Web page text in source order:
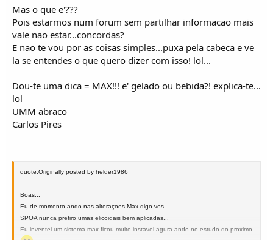
Mas o que e'???
Pois estarmos num forum sem partilhar informacao mais
vale nao estar...concordas?
E nao te vou por as coisas simples...puxa pela cabeca e ve
la se entendes o que quero dizer com isso! lol...
Dou-te uma dica = MAX!!! e' gelado ou bebida?! explica-te...
lol
UMM abraco
Carlos Pires
quote:Originally posted by helder1986
Boas...
Eu de momento ando nas alteraçoes Max digo-vos...
SPOA nunca prefiro umas elicoidais bem aplicadas...
Eu inventei um sistema max ficou muito instavel agura ando no estudo do proximo